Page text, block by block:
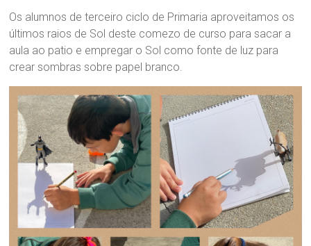
Os alumnos de terceiro ciclo de Primaria aproveitamos os
últimos raios de Sol deste comezo de curso para sacar a
aula ao patio e empregar o Sol como fonte de luz para
crear sombras sobre papel branco.